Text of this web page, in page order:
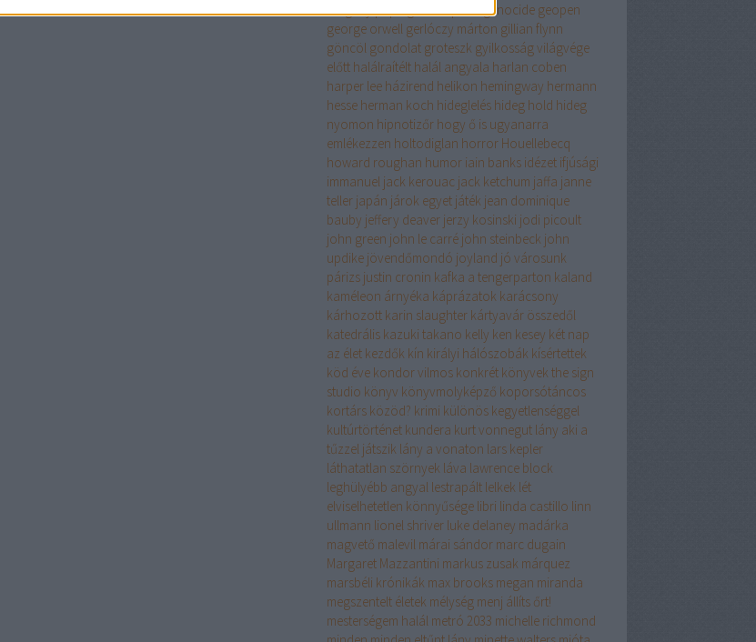
szegény papageneral pressgenocide geopen
george orwell gerlóczy márton gillian flynn
göncöl gondolat groteszk gyilkosság világvége
előtt halálraítélt halál angyala harlan coben
harper lee házirend helikon hemingway hermann
hesse herman koch hideglelés hideg hold hideg
nyomon hipnotizőr hogy ő is ugyanarra
emlékezzen holtodiglan horror Houellebecq
howard roughan humor iain banks idézet ifjúsági
immanuel jack kerouac jack ketchum jaffa janne
teller japán járok egyet játék jean dominique
bauby jeffery deaver jerzy kosinski jodi picoult
john green john le carré john steinbeck john
updike jövendőmondó joyland jó városunk
párizs justin cronin kafka a tengerparton kaland
kaméleon árnyéka káprázatok karácsony
kárhozott karin slaughter kártyavár összedől
katedrális kazuki takano kelly ken kesey két nap
az élet kezdők kín királyi hálószobák kísértettek
köd éve kondor vilmos konkrét könyvek the sign
studio könyv könyvmolyképző koporsótáncos
kortárs közöd? krimi különös kegyetlenséggel
kultúrtörténet kundera kurt vonnegut lány aki a
tűzzel játszik lány a vonaton lars kepler
láthatatlan szörnyek láva lawrence block
leghülyébb angyal lestrapált lelkek lét
elviselhetetlen könnyűsége libri linda castillo linn
ullmann lionel shriver luke delaney madárka
magvető malevil márai sándor marc dugain
Margaret Mazzantini markus zusak márquez
marsbéli krónikák max brooks megan miranda
megszentelt életek mélység menj állíts őrt!
mesterségem halál metró 2033 michelle richmond